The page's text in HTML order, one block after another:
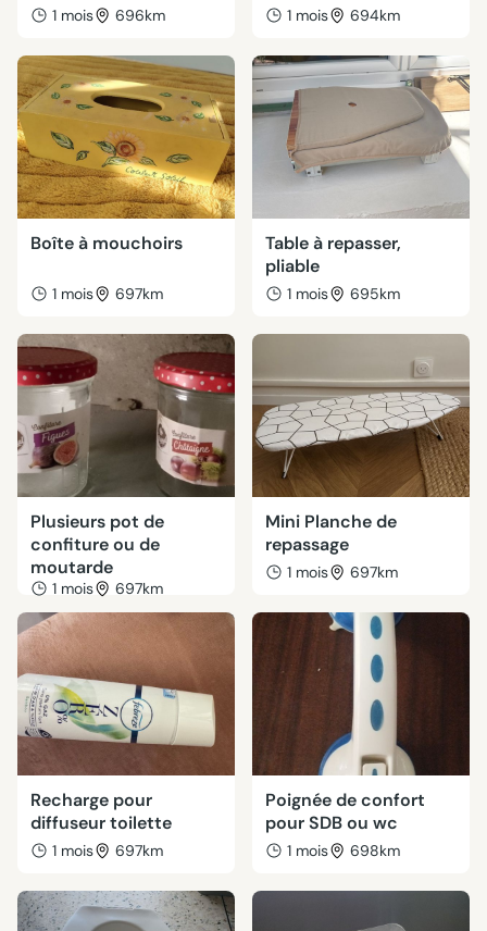
1 mois 696km 1 mois 694km
Boîte à mouchoirs
1 mois 697km
Table à repasser,
pliable
1 mois 695km
Plusieurs pot de
confiture ou de
moutarde
1 mois 697km
Mini Planche de
repassage
1 mois 697km
Recharge pour
diffuseur toilette
1 mois 697km
Poignée de confort
pour SDB ou wc
1 mois 698km